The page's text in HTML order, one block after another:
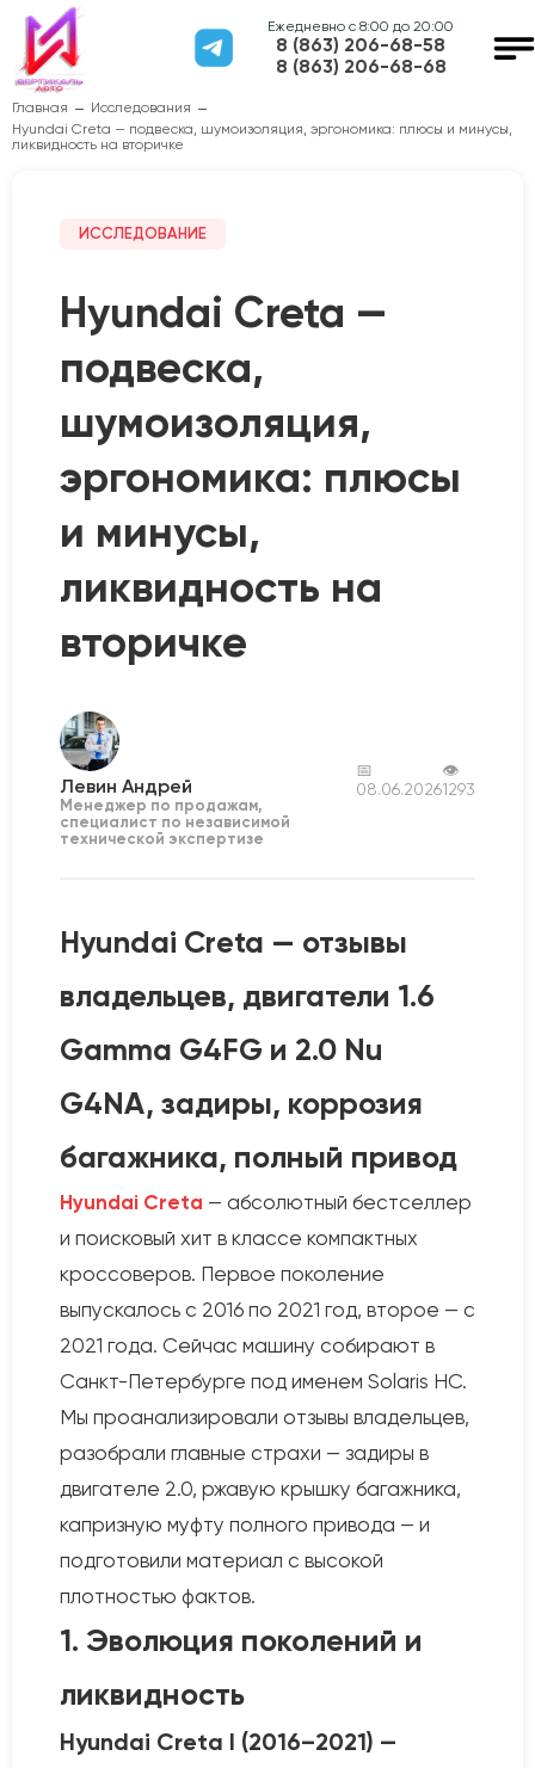
Ежедневно с 8:00 до 20:00
8 (863) 206-68-58
8 (863) 206-68-68
Главная
Исследования
Hyundai Creta — подвеска, шумоизоляция, эргономика: плюсы и минусы,
ликвидность на вторичке
ИССЛЕДОВАНИЕ
Hyundai Creta —
подвеска,
шумоизоляция,
эргономика: плюсы
и минусы,
ликвидность на
вторичке
Левин Андрей
Менеджер по продажам,
специалист по независимой
технической экспертизе
📅
08.06.2026
👁
1293
Hyundai Creta — отзывы
владельцев, двигатели 1.6
Gamma G4FG и 2.0 Nu
G4NA, задиры, коррозия
багажника, полный привод
Hyundai Creta — абсолютный бестселлер
и поисковый хит в классе компактных
кроссоверов. Первое поколение
выпускалось с 2016 по 2021 год, второе — с
2021 года. Сейчас машину собирают в
Санкт-Петербурге под именем Solaris HC.
Мы проанализировали отзывы владельцев,
разобрали главные страхи — задиры в
двигателе 2.0, ржавую крышку багажника,
капризную муфту полного привода — и
подготовили материал с высокой
плотностью фактов.
1. Эволюция поколений и
ликвидность
Hyundai Creta I (2016–2021) —